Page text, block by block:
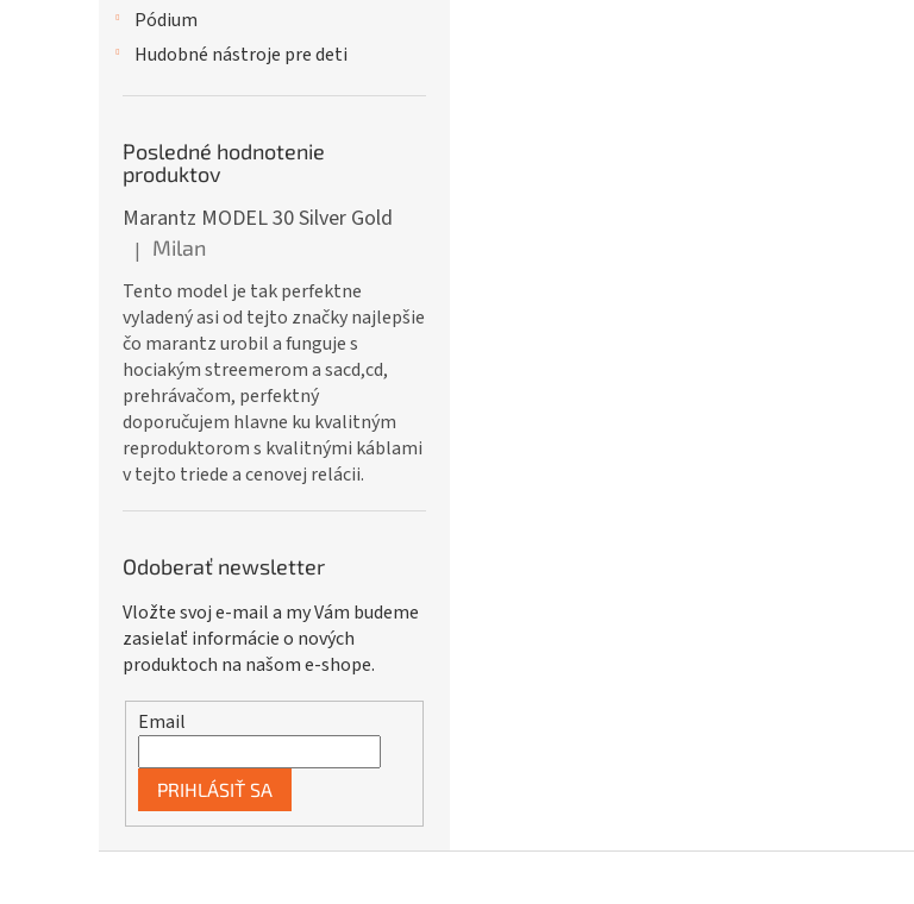
Pódium
Hudobné nástroje pre deti
Posledné hodnotenie
produktov
Marantz MODEL 30 Silver Gold
Hodnotenie produktu je 5 z 5 hviezdičiek.
| Milan
Tento model je tak perfektne
vyladený asi od tejto značky najlepšie
čo marantz urobil a funguje s
hociakým streemerom a sacd,cd,
prehrávačom, perfektný
doporučujem hlavne ku kvalitným
reproduktorom s kvalitnými káblami
v tejto triede a cenovej relácii.
Odoberať newsletter
Vložte svoj e-mail a my Vám budeme
zasielať informácie o nových
produktoch na našom e-shope.
Email
PRIHLÁSIŤ SA